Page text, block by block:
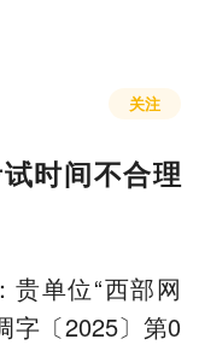
关注
时间不合理
贵单位“西部网
字〔2025〕第0